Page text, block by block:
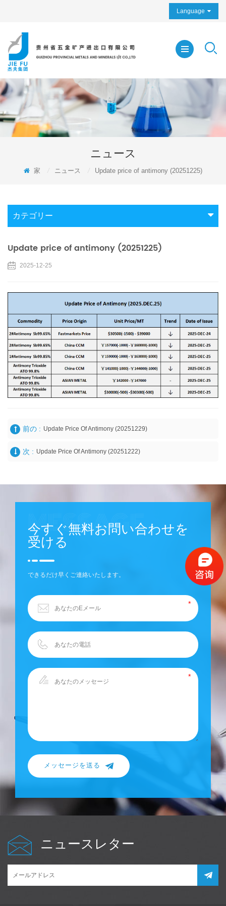
Language
ニュース
家 ニュース Update price of antimony (20251225)
カテゴリー
Update price of antimony (20251225)
2025-12-25
前の : Update Price Of Antimony (20251229)
次 : Update Price Of Antimony (20251222)
今すぐ無料お問い合わせを
受ける
できるだけ早くご連絡いたします。
メッセージを送る
ニュースレター